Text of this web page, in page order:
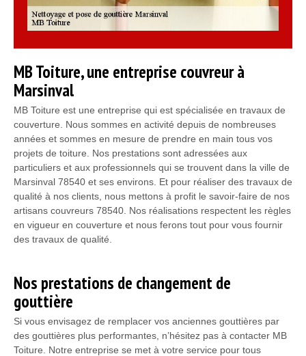
MB Toiture, une entreprise couvreur à
Marsinval
MB Toiture est une entreprise qui est spécialisée en travaux de
couverture. Nous sommes en activité depuis de nombreuses
années et sommes en mesure de prendre en main tous vos
projets de toiture. Nos prestations sont adressées aux
particuliers et aux professionnels qui se trouvent dans la ville de
Marsinval 78540 et ses environs. Et pour réaliser des travaux de
qualité à nos clients, nous mettons à profit le savoir-faire de nos
artisans couvreurs 78540. Nos réalisations respectent les règles
en vigueur en couverture et nous ferons tout pour vous fournir
des travaux de qualité.
Nos prestations de changement de
gouttière
Si vous envisagez de remplacer vos anciennes gouttières par
des gouttières plus performantes, n’hésitez pas à contacter MB
Toiture. Notre entreprise se met à votre service pour tous